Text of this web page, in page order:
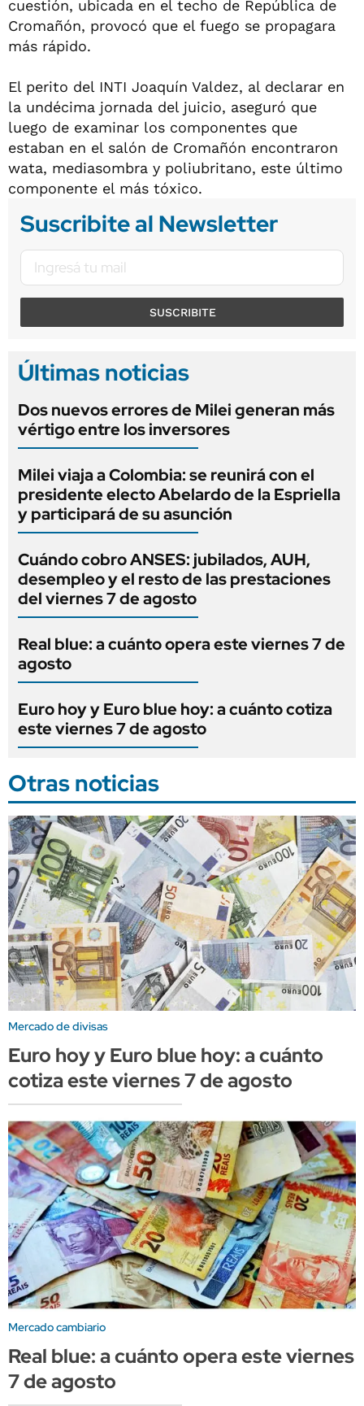
cuestión, ubicada en el techo de República de
Cromañón, provocó que el fuego se propagara
más rápido.
El perito del INTI Joaquín Valdez, al declarar en
la undécima jornada del juicio, aseguró que
luego de examinar los componentes que
estaban en el salón de Cromañón encontraron
wata, mediasombra y poliubritano, este último
componente el más tóxico.
Suscribite al Newsletter
SUSCRIBITE
Últimas noticias
Dos nuevos errores de Milei generan más
vértigo entre los inversores
Milei viaja a Colombia: se reunirá con el
presidente electo Abelardo de la Espriella
y participará de su asunción
Cuándo cobro ANSES: jubilados, AUH,
desempleo y el resto de las prestaciones
del viernes 7 de agosto
Real blue: a cuánto opera este viernes 7 de
agosto
Euro hoy y Euro blue hoy: a cuánto cotiza
este viernes 7 de agosto
Otras noticias
Mercado de divisas
Euro hoy y Euro blue hoy: a cuánto
cotiza este viernes 7 de agosto
Mercado cambiario
Real blue: a cuánto opera este viernes
7 de agosto